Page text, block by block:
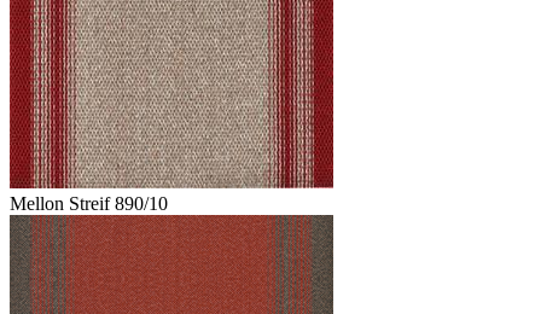
Mellon Streif 890/10